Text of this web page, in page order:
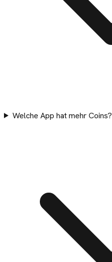
Welche App hat mehr Coins?